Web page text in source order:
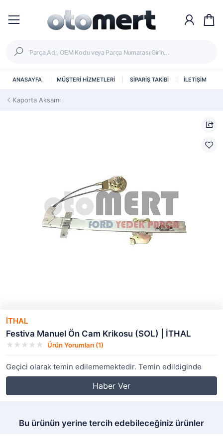
ANASAYFA MÜŞTERİ HİZMETLERİ SİPARİŞ TAKİBİ İLETİŞİM
Kaporta Aksamı
İTHAL
Festiva Manuel Ön Cam Krikosu (SOL) | İTHAL
Ürün Yorumları (1)
Geçici olarak temin edilememektedir. Temin edildiginde
Haber Ver
Bu ürünün yerine tercih edebileceğiniz ürünler